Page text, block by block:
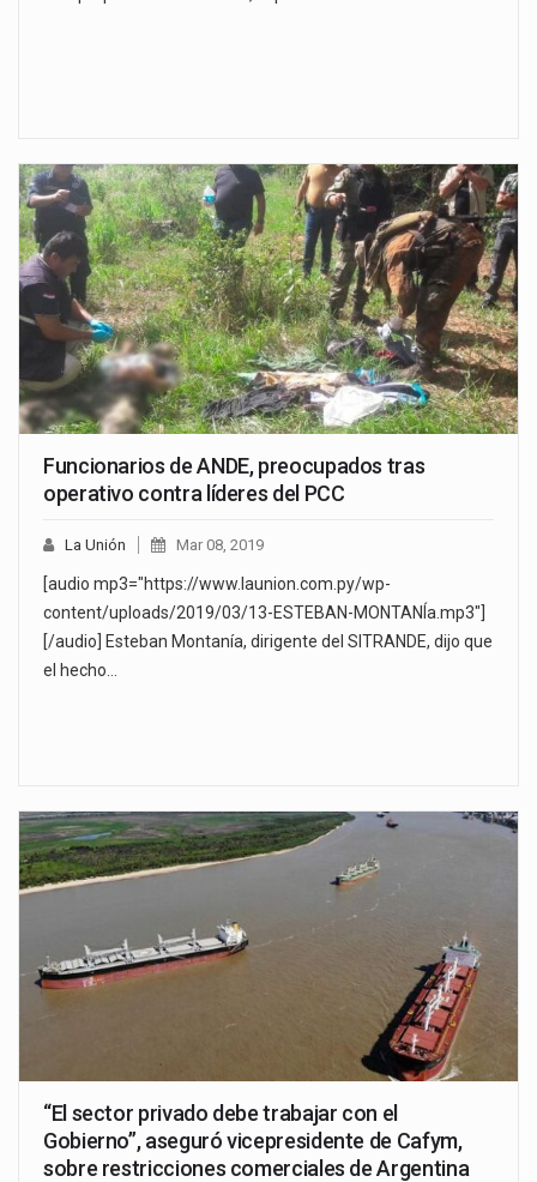
Funcionarios de ANDE, preocupados tras
operativo contra líderes del PCC
La Unión Mar 08, 2019
[audio mp3="https://www.launion.com.py/wp-
content/uploads/2019/03/13-ESTEBAN-MONTANÍa.mp3"]
[/audio] Esteban Montanía, dirigente del SITRANDE, dijo que
el hecho…
“El sector privado debe trabajar con el
Gobierno”, aseguró vicepresidente de Cafym,
sobre restricciones comerciales de Argentina